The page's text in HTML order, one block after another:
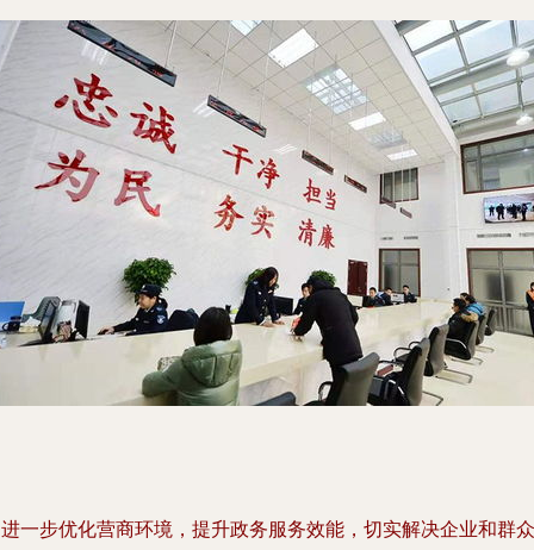
一步优化营商环境，提升政务服务效能，切实解决企业和群众